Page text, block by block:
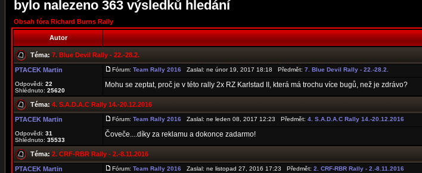
bylo nalezeno 363 výsledků hledání
Obsah fóra Richard Burns Rally
Autor
Téma: 7. Blue Devil Rally - 22.-28.2.
PTACEK Martin
Odpovědi: 22
Shlédnuto: 25620
Fórum: Team Rally 2016 Zaslal: ne únor 19, 2017 18:18 Předmět: 7. Blue Devil Rally - 22.-28.2.
Mohu se zeptat, proč je v této rally 2x RZ Karlstad II, která má trochu více bugů, než je zdrávo?
Téma: 4. S.A.D.A.C Rally 14.-20.12.2016
PTACEK Martin
Odpovědi: 31
Shlédnuto: 35533
Fórum: Team Rally 2016 Zaslal: ne leden 08, 2017 12:23 Předmět: 4. S.A.D.A.C Rally 14.-20.12.2016
Čoveče....díky za reklamu a dokonce zadarmo!
Téma: 2. CRF-RBR Rally - 2.-8.11.2016
PTACEK Martin Fórum: Team Rally 2016 Zaslal: ne listopad 27, 2016 17:23 Předmět: 2. CRF-RBR Rally - 2.-8.11.2016